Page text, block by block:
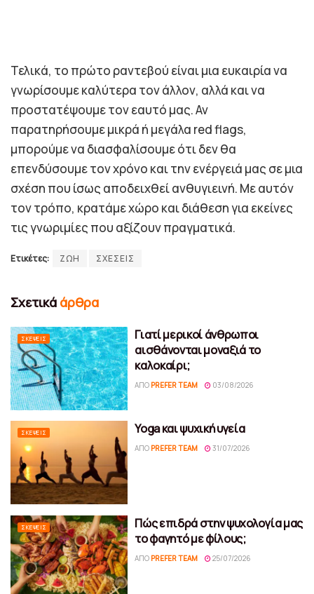
Τελικά, το πρώτο ραντεβού είναι μια ευκαιρία να
γνωρίσουμε καλύτερα τον άλλον, αλλά και να
προστατέψουμε τον εαυτό μας. Αν
παρατηρήσουμε μικρά ή μεγάλα red flags,
μπορούμε να διασφαλίσουμε ότι δεν θα
επενδύσουμε τον χρόνο και την ενέργειά μας σε μια
σχέση που ίσως αποδειχθεί ανθυγιεινή. Με αυτόν
τον τρόπο, κρατάμε χώρο και διάθεση για εκείνες
τις γνωριμίες που αξίζουν πραγματικά.
Ετικέτες: ΖΩΗ ΣΧΕΣΕΙΣ
Σχετικά άρθρα
ΣΚΈΨΕΙΣ
Γιατί μερικοί άνθρωποι
αισθάνονται μοναξιά το
καλοκαίρι;
ΑΠΌ PREFER TEAM 03/08/2026
ΣΚΈΨΕΙΣ Yoga και ψυχική υγεία
ΑΠΌ PREFER TEAM 31/07/2026
ΣΚΈΨΕΙΣ
Πώς επιδρά στην ψυχολογία μας
το φαγητό με φίλους;
ΑΠΌ PREFER TEAM 25/07/2026